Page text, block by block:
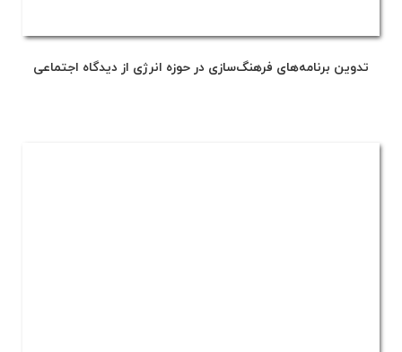
تدوین برنامه‌های فرهنگ‌سازی در حوزه انرژی از دیدگاه اجتماعی